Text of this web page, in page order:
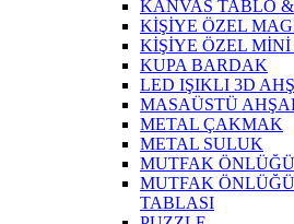
KANVAS TABLO &
KİŞİYE ÖZEL
KİŞİYE ÖZEL MİNİ
KUPA BARDAK
LED IŞIKLI 3D
MASAÜSTÜ
METAL ÇAKMAK
METAL SULUK
MUTFAK ÖNLÜĞÜ
MUTFAK
TABLASI